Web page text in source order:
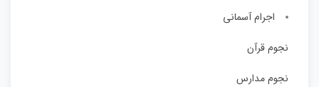
اجرام آسمانی
نجوم قرآن
نجوم مدارس